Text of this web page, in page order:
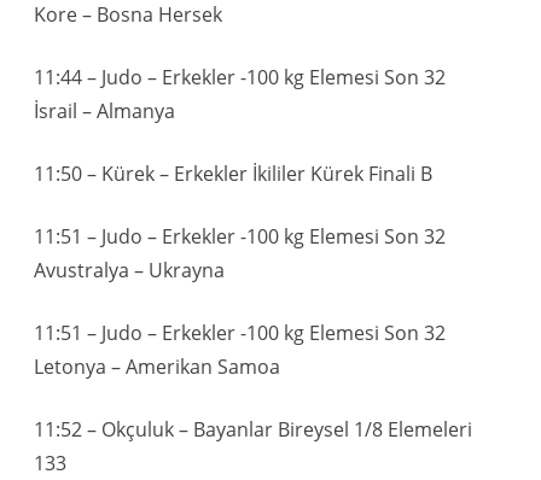
Kore – Bosna Hersek
11:44 – Judo – Erkekler -100 kg Elemesi Son 32
İsrail – Almanya
11:50 – Kürek – Erkekler İkililer Kürek Finali B
11:51 – Judo – Erkekler -100 kg Elemesi Son 32
Avustralya – Ukrayna
11:51 – Judo – Erkekler -100 kg Elemesi Son 32
Letonya – Amerikan Samoa
11:52 – Okçuluk – Bayanlar Bireysel 1/8 Elemeleri
133